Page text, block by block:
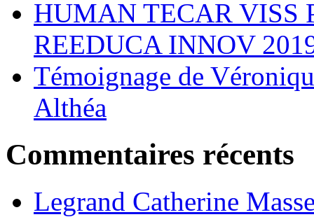
HUMAN TECAR VISS
REEDUCA INNOV
Témoignage de
Althéa
Commentaires récents
Legrand Catherine